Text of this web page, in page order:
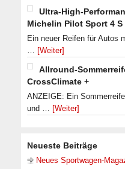
Ultra-High-
Michelin Pilot Sport 4 S
Ein neuer Reifen für Autos
… [Weiter]
Allround-
CrossClimate +
ANZEIGE: Ein
und … [Weiter]
Neueste Beiträge
Neues Sportwagen-